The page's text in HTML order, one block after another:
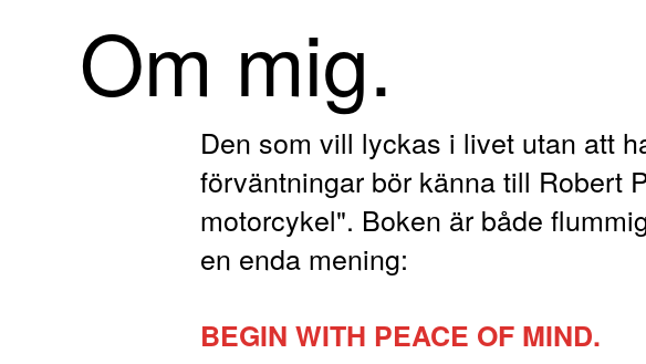
Om mig.
Den som vill lyckas i livet utan att
förväntningar bör känna till Robert
motorcykel". Boken är både
en enda mening:
BEGIN WITH PEACE OF MIND.